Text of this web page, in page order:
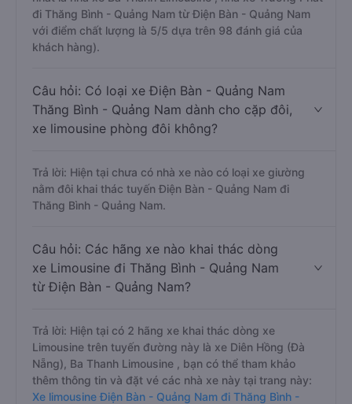
đi Thăng Bình - Quảng Nam từ Điện Bàn - Quảng Nam
với điểm chất lượng là 5/5 dựa trên 98 đánh giá của
khách hàng).
Câu hỏi: Có loại xe Điện Bàn - Quảng Nam
Thăng Bình - Quảng Nam dành cho cặp đôi,
xe limousine phòng đôi không?
Trả lời: Hiện tại chưa có nhà xe nào có loại xe giường
nằm đôi khai thác tuyến Điện Bàn - Quảng Nam đi
Thăng Bình - Quảng Nam.
Câu hỏi: Các hãng xe nào khai thác dòng
xe Limousine đi Thăng Bình - Quảng Nam
từ Điện Bàn - Quảng Nam?
Trả lời: Hiện tại có 2 hãng xe khai thác dòng xe
Limousine trên tuyến đường này là xe Diên Hồng (Đà
Nẵng), Ba Thanh Limousine , bạn có thể tham khảo
thêm thông tin và đặt vé các nhà xe này tại trang này:
Xe limousine Điện Bàn - Quảng Nam đi Thăng Bình -